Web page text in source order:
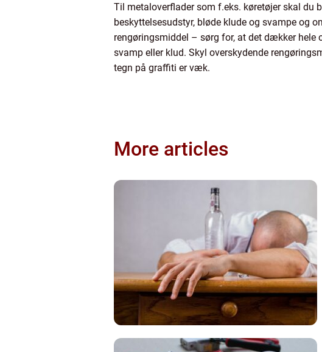
Til metaloverflader som f.eks. køretøjer skal du
beskyttelsesudstyr, bløde klude og svampe og
rengøringsmiddel – sørg for, at det dækker hele
svamp eller klud. Skyl overskydende
tegn på graffiti er væk.
More articles